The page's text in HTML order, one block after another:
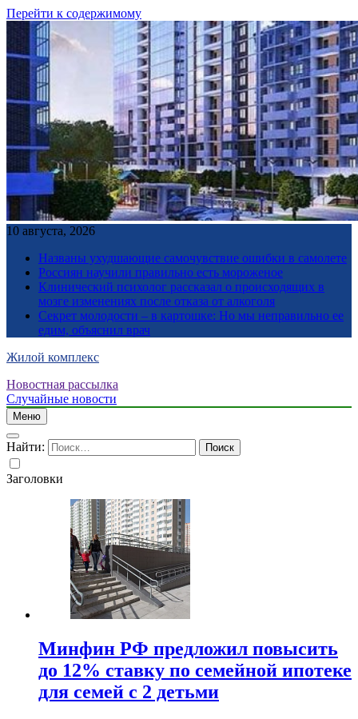
Перейти к содержимому
10 августа, 2026
Названы ухудшающие самочувствие ошибки в самолете
Россиян научили правильно есть мороженое
Клинический психолог рассказал о происходящих в
мозге изменениях после отказа от алкоголя
Секрет молодости – в картошке: Но мы неправильно ее
едим, объяснил врач
Жилой комплекс
Новостная рассылка
Случайные новости
Меню
Найти:
Заголовки
Минфин РФ предложил повысить
до 12% ставку по семейной ипотеке
для семей с 2 детьми